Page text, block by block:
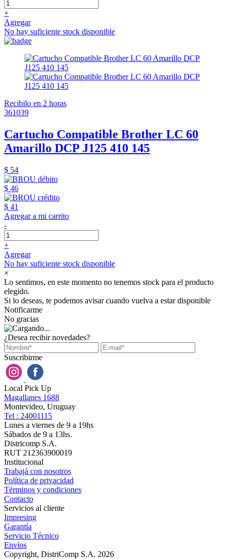
+
Agregar
No hay suficiente stock disponible
Recibilo en 2 horas
361039
Cartucho Compatible Brother LC 60
Amarillo DCP J125 410 145
$ 54
$ 46
$ 41
Agregar a mi carrito
-
+
Agregar
No hay suficiente stock disponible
×
Lo sentimos, en este momento no tenemos stock para el producto
elegido.
Si lo deseas, te podemos avisar cuando vuelva a estar disponible
Notificarme
No gracias
¿Desea recibir novedades?
Suscribirme
Local Pick Up
Magallanes 1688
Montevideo, Uruguay
Tel : 24001115
Lunes a viernes de 9 a 19hs
Sábados de 9 a 13hs.
Districomp S.A.
RUT 212363900019
Institucional
Trabajá con nosotros
Política de privacidad
Términos y condiciones
Contacto
Servicios al cliente
Impresing
Garantía
Servicio Técnico
Envíos
Copyright, DistriComp S.A. 2026